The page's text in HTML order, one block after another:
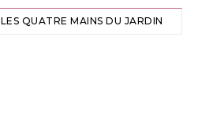
QUATRE MAINS DU JARDIN